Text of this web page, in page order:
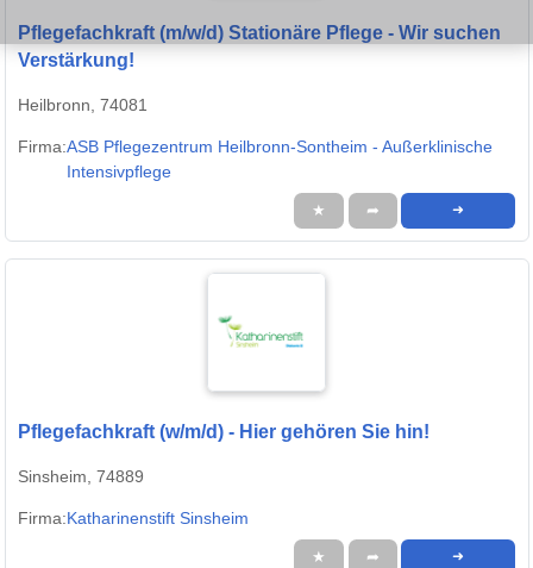
Pflegefachkraft (m/w/d) Stationäre Pflege - Wir suchen
Verstärkung!
Heilbronn, 74081
Firma:ASB Pflegezentrum Heilbronn-Sontheim - Außerklinische
Intensivpflege
★ ➦ ➜
Pflegefachkraft (w/m/d) - Hier gehören Sie hin!
Sinsheim, 74889
Firma:Katharinenstift Sinsheim
★ ➦ ➜